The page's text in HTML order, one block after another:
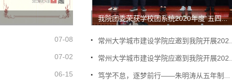
07-08
07-02
06-15
我院团委荣获学校团系统2020年度“五四...
常州大学城市建设学院应邀到我院开展202...
常州大学城市建设学院应邀到我院开展202...
笃学不怠，逐梦前行——朱明涛从五年制...